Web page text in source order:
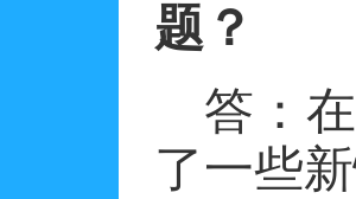
题？
答：
了一些